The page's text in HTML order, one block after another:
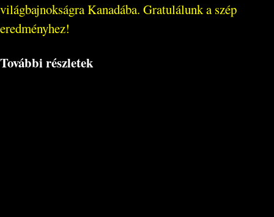
világbajnokságra Kanadába. Gratulálunk a szép
eredményhez!
További részletek